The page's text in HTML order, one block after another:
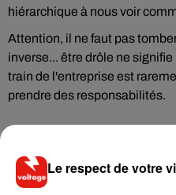
hiérarchique à nous voir
Attention, il ne faut pas
inverse... être drôle ne
train de l'entreprise est
prendre des responsabilités.
Le respect de votre